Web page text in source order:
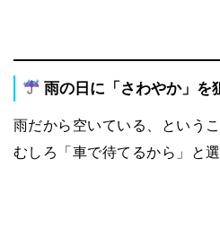
雨の日に「さわやか」を
雨だから空いている、という
むしろ「車で待てるから」と